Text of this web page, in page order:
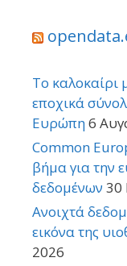
Το καλοκαίρι
εποχικά
Ευρώπη6
Common
βήμα για την
δεδομένων 30
Ανοιχτά
εικόνα της
2026